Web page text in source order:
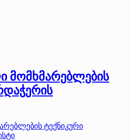
მომხმარებლების
ტექნიკური